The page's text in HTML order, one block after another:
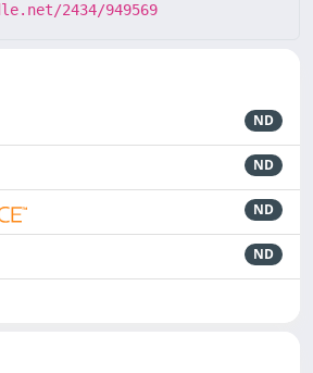
2434/949569
ND
ND
ND
ND